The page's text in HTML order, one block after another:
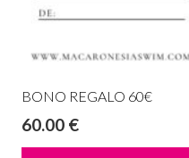
BONO REGALO 60€
60.00 €